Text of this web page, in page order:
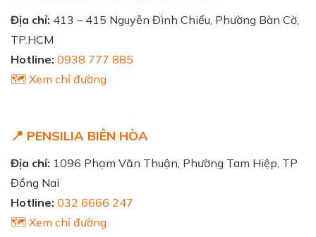
Địa chỉ: 413 – 415 Nguyễn Đình Chiểu, Phường Bàn Cờ,
TP.HCM
Hotline: 0938 777 885
🗺️ Xem chỉ đường
📍 PENSILIA BIÊN HÒA
Địa chỉ: 1096 Phạm Văn Thuận, Phường Tam Hiệp, TP
Đồng Nai
Hotline: 032 6666 247
🗺️ Xem chỉ đường